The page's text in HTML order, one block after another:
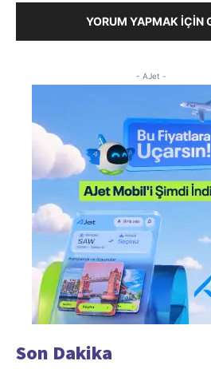
YORUM YAPMAK İÇIN
- AJet -
Son Dakika